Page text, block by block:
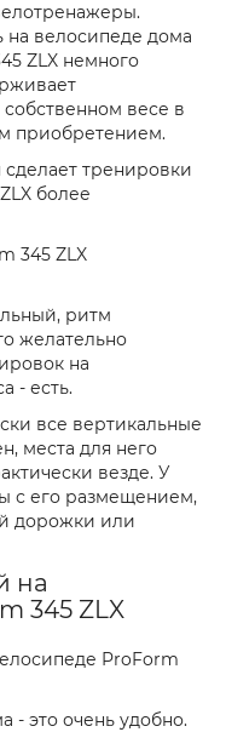
на велосипеде дома
ZLX немного
собственном весе в
приобретением.
тренировки
более
345 ZLX
ритм
желательно
на
- есть.
все вертикальные
места для него
везде. У
с его размещением,
дорожки или
на
345 ZLX
ProForm
- это очень удобно.